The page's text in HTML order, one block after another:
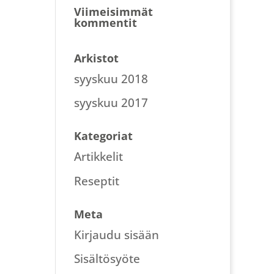
Viimeisimmät
kommentit
Arkistot
syyskuu 2018
syyskuu 2017
Kategoriat
Artikkelit
Reseptit
Meta
Kirjaudu sisään
Sisältösyöte